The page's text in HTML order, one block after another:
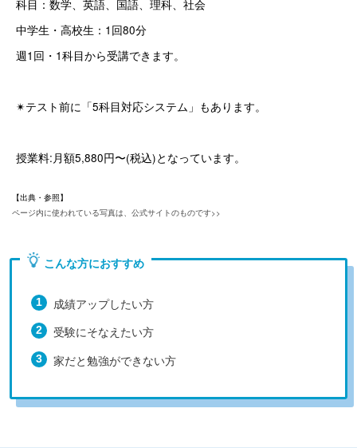
科目：数学、英語、国語、理科、社会
中学生・高校生：1回80分
週1回・1科目から受講できます。
✴︎テスト前に「5科目対応システム」もあります。
授業料:月額5,880円〜(税込)となっています。
【出典・参照】
ページ内に使われている写真は、公式サイトのものです>>
こんな方におすすめ
成績アップしたい方
受験にそなえたい方
家だと勉強ができない方